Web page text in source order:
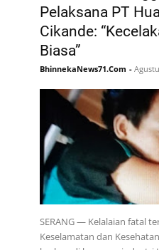
Pelaksana PT
Cikande:
Biasa”
BhinnekaNews71.Com -
SERANG — Kelalaian fatal
Keselamatan dan